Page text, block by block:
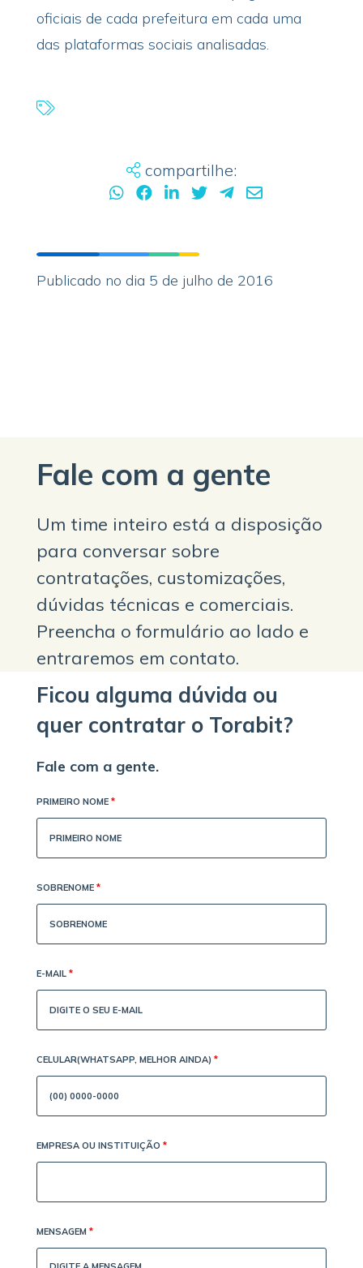
oficiais de cada prefeitura em cada uma
das plataformas sociais analisadas.
compartilhe:
Publicado no dia 5 de julho de 2016
Fale com a gente
Um time inteiro está a disposição
para conversar sobre
contratações, customizações,
dúvidas técnicas e comerciais.
Preencha o formulário ao lado e
entraremos em contato.
Ficou alguma dúvida ou
quer contratar o Torabit?
Fale com a gente.
PRIMEIRO NOME *
SOBRENOME *
E-MAIL *
CELULAR(WHATSAPP, MELHOR AINDA) *
EMPRESA OU INSTITUIÇÃO *
MENSAGEM *